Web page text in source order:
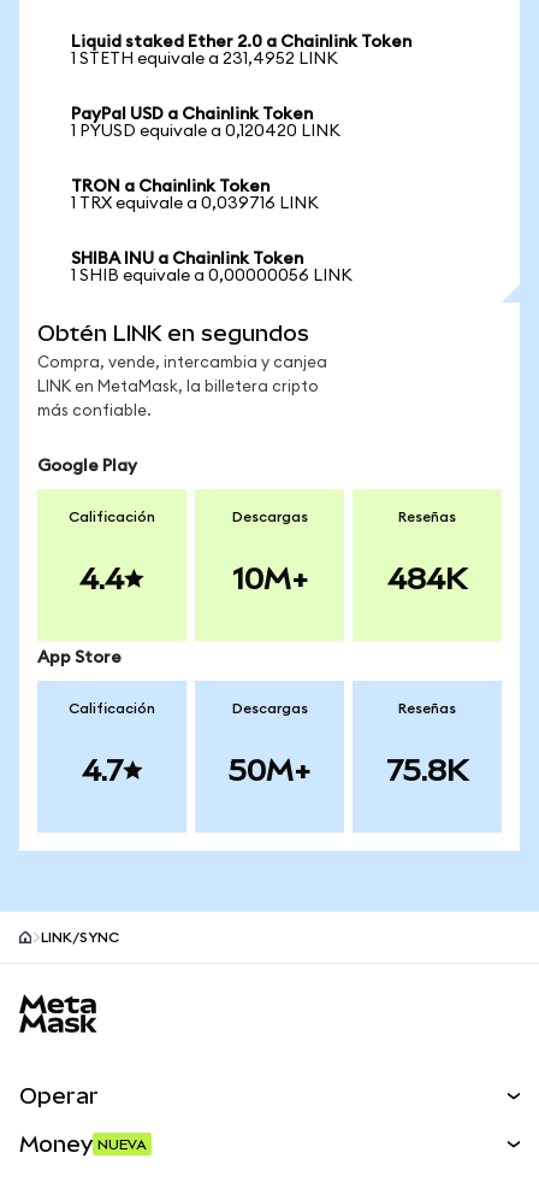
Liquid staked Ether 2.0 a Chainlink Token
1 STETH equivale a 231,4952 LINK
PayPal USD a Chainlink Token
1 PYUSD equivale a 0,120420 LINK
TRON a Chainlink Token
1 TRX equivale a 0,039716 LINK
SHIBA INU a Chainlink Token
1 SHIB equivale a 0,00000056 LINK
Obtén LINK en segundos
Compra, vende, intercambia y canjea
LINK en MetaMask, la billetera cripto
más confiable.
Google Play
Calificación
4.4
Descargas
10M+
Reseñas
484K
App Store
Calificación
4.7
Descargas
50M+
Reseñas
75.8K
LINK/SYNC
Operar
Money NUEVA